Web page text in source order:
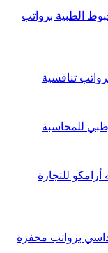
الطبية برواتب
تنافسية
للمحاسبة
للتجارة
برواتب محفزة